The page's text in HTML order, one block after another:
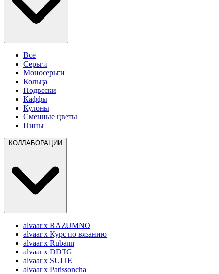
Все
Серьги
Моносерьги
Кольца
Подвески
Каффы
Кулоны
Сменные цветы
Пины
alvaar x RAZUMNO
alvaar x Курс по вязанию
alvaar x Rubann
alvaar x DDTG
alvaar x SUITE
alvaar x Patissoncha